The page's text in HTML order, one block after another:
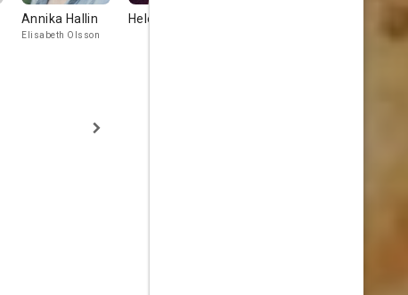
Annika Hallin
Elisabeth Olsson
Helena Rojo